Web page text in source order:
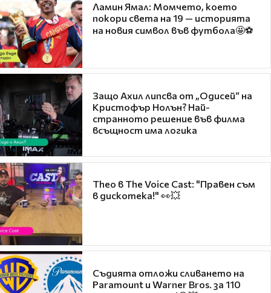
Ламин Ямал: Момчето, което
покори света на 19 — историята
на новия символ във футбола🤩⚽
Защо Ахил липсва от „Одисей“ на
Кристофър Нолън? Най-
странното решение във филма
всъщност има логика
Theo в The Voice Cast: "Правен съм
в дискотека!" 👀💥
Съдията отложи сливането на
Paramount и Warner Bros. за 110